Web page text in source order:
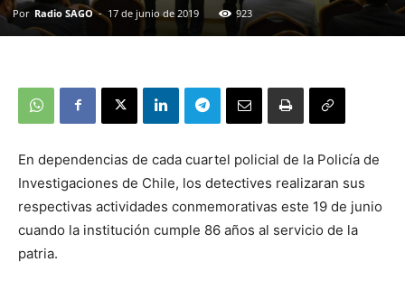
Por Radio SAGO - 17 de junio de 2019 923
En dependencias de cada cuartel policial de la Policía de
Investigaciones de Chile, los detectives realizaran sus
respectivas actividades conmemorativas este 19 de junio
cuando la institución cumple 86 años al servicio de la
patria.